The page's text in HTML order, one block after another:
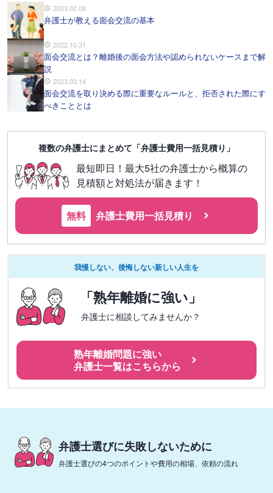
2023.02.06
弁護士が教える面会交流の基本
2022.10.31
面会交流とは？離婚後の面会方法や認められないケースまで解
説
2023.03.14
面会交流を取り決める際に重要なルールと、拒否された際にす
べきこととは
複数の弁護士にまとめて「弁護士費用一括見積り」
最短即日！最大5社の弁護士から概算の
見積額と対処法が届きます！
無料 弁護士費用一括見積り
我慢しない、後悔しない新しい人生を
「熟年離婚に強い」
弁護士に相談してみませんか？
熟年離婚問題に強い
弁護士一覧はこちらから
弁護士選びに失敗しないために
弁護士選びの4つのポイントや費用の相場、依頼の流れ